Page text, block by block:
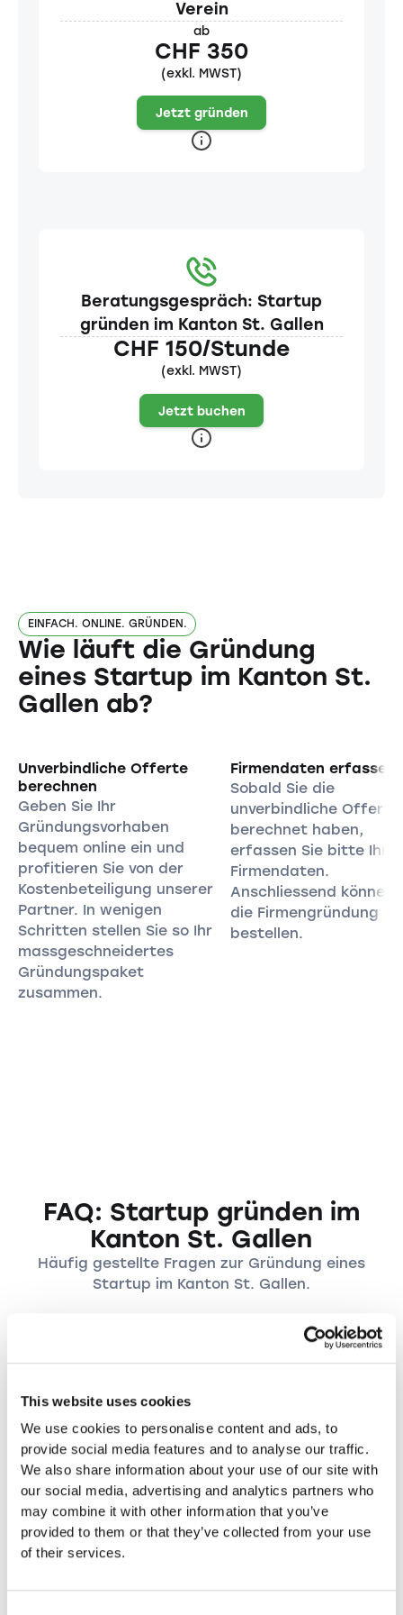
This website uses cookies
We use cookies to personalise content and ads, to
provide social media features and to analyse our traffic.
We also share information about your use of our site with
our social media, advertising and analytics partners who
may combine it with other information that you’ve
provided to them or that they’ve collected from your use
of their services.
Verein
ab
CHF 350
(exkl. MWST)
Jetzt gründen
Beratungsgespräch: Startup
gründen im Kanton St. Gallen
CHF 150/Stunde
(exkl. MWST)
Jetzt buchen
EINFACH. ONLINE. GRÜNDEN.
Wie läuft die Gründung
eines Startup im Kanton St.
Gallen ab?
Unverbindliche Offerte
berechnen
Geben Sie Ihr
Gründungsvorhaben
bequem online ein und
profitieren Sie von der
Kostenbeteiligung unserer
Partner. In wenigen
Schritten stellen Sie so Ihr
massgeschneidertes
Gründungspaket
zusammen.
Firmendaten erfassen
Sobald Sie die
unverbindliche Offerte
berechnet haben,
erfassen Sie bitte Ihre
Firmendaten.
Anschliessend können
die Firmengründung
bestellen.
FAQ: Startup gründen im
Kanton St. Gallen
Häufig gestellte Fragen zur Gründung eines
Startup im Kanton St. Gallen.
angehenden Unternehmensgründern im
Kanton St. Gallen zur Verfügung?
Im Kanton St. Gallen können
Unternehmensgründer zwischen verschiedenen
Rechtsformen wie GmbH, Aktiengesellschaft
(AG) und Einzelfirma wählen.
Welche Vorteile bietet die Gründung
einer GmbH für Start-ups?
Die GmbH bietet eine beschränkte Haftung
für die Gesellschafter sowie Flexibilität in der
Geschäftsführung, was besonders für kleinere
Warum könnte die Gründung einer
Aktiengesellschaft (AG) für Start-ups
sinnvoll sein?